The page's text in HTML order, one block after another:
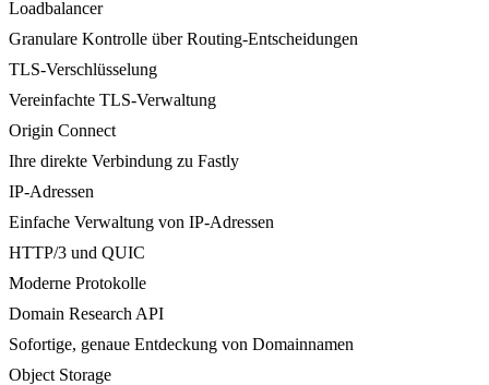
Loadbalancer
Granulare Kontrolle über Routing-Entscheidungen
TLS-Verschlüsselung
Vereinfachte TLS-Verwaltung
Origin Connect
Ihre direkte Verbindung zu Fastly
IP-Adressen
Einfache Verwaltung von IP-Adressen
HTTP/3 und QUIC
Moderne Protokolle
Domain Research API
Sofortige, genaue Entdeckung von Domainnamen
Object Storage